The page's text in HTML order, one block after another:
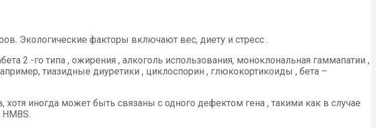
Экологические факторы включают вес, диету и стресс .
2 -го типа , ожирения , алкоголь использования, моноклональная гаммапатии ,
тиазидные диуретики , циклоспорин , глюкокортикоиды , бета –
иногда может быть связаны с одного дефектом гена , такими как в случае